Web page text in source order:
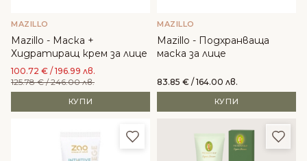
MAZILLO
Mazillo - Маска +
Хидратиращ крем за лице
100.72 € / 196.99 лв.
125.78€/ 246.00 лв.
КУПИ
MAZILLO
Mazillo - Подхранваща
маска за лице
83.85 € / 164.00 лв.
КУПИ
Добави в любими